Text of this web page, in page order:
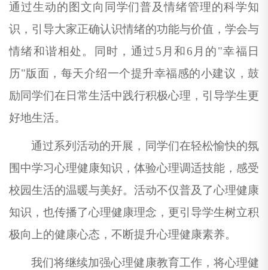
通过生动的图文向同学们普及情绪管理的科学知
识，引导大家正确认识情绪的功能与价值，学会与
情绪和谐相处。同时，通过5月和6月的"幸福日
历"版面 ，每天介绍一个提升幸福感的小建议，鼓
励同学们在日常生活中践行积极心理 ， 引导学生更
好地生活。
通过系列活动的开展，同学们在轻松愉快的氛
围中学习心理健康知识，体验心理调适技能，感受
校园生活的温暖与美好。活动不仅普及了心理健康
知识， 也传播了心理健康理念，更引导学生树立积
极向上的健康心态，不断提升心理健康素养。
我们将继续加强心理健康教育工作，将心理健